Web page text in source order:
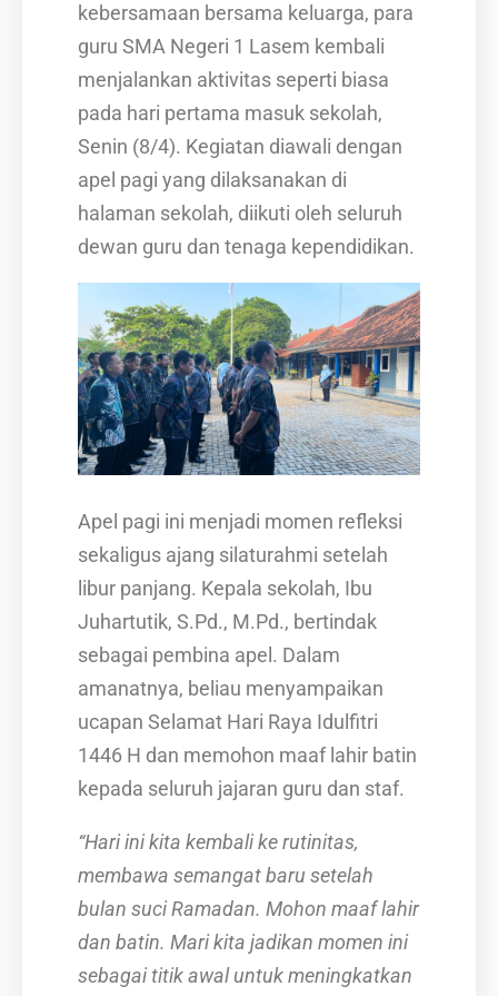
kebersamaan bersama keluarga, para
guru SMA Negeri 1 Lasem kembali
menjalankan aktivitas seperti biasa
pada hari pertama masuk sekolah,
Senin (8/4). Kegiatan diawali dengan
apel pagi yang dilaksanakan di
halaman sekolah, diikuti oleh seluruh
dewan guru dan tenaga kependidikan.
Apel pagi ini menjadi momen refleksi
sekaligus ajang silaturahmi setelah
libur panjang. Kepala sekolah, Ibu
Juhartutik, S.Pd., M.Pd., bertindak
sebagai pembina apel. Dalam
amanatnya, beliau menyampaikan
ucapan Selamat Hari Raya Idulfitri
1446 H dan memohon maaf lahir batin
kepada seluruh jajaran guru dan staf.
“Hari ini kita kembali ke rutinitas,
membawa semangat baru setelah
bulan suci Ramadan. Mohon maaf lahir
dan batin. Mari kita jadikan momen ini
sebagai titik awal untuk meningkatkan